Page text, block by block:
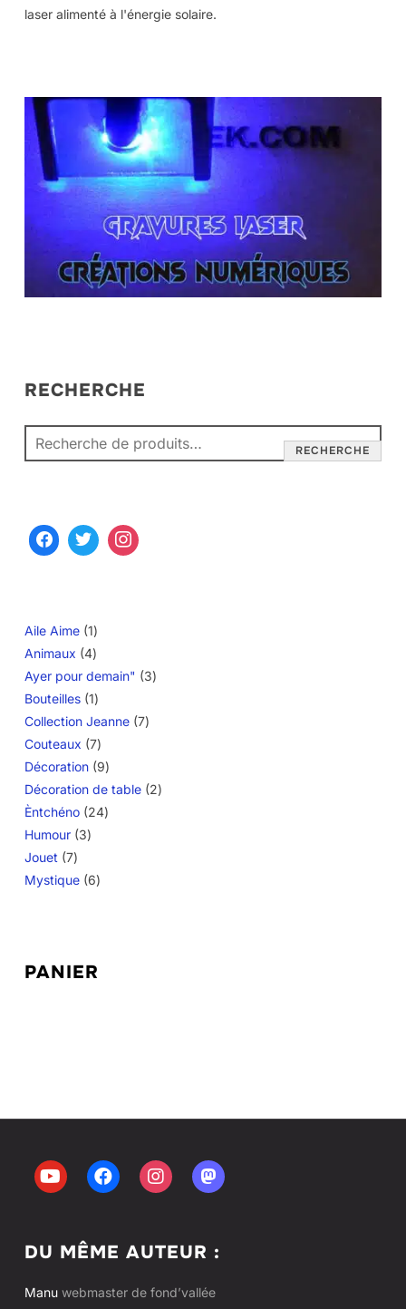
laser alimenté à l'énergie solaire.
RECHERCHE
RECHERCHE
Aile Aime 11
produit
Animaux 44
produits
Ayer pour demain" 33
Bouteilles 11
produit
Collection Jeanne 77
Couteaux 77
produits
Décoration 99
produits
Décoration de table 22
Èntchéno 2424
Humour 33
Jouet 77
produits
Mystique 66
PANIER
DU MÊME AUTEUR :
Manuwebmaster de fond’vallée